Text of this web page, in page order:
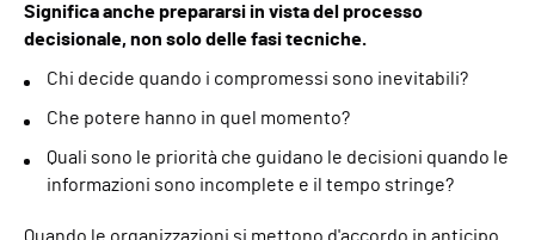
Significa anche prepararsi in vista del processo
decisionale, non solo delle fasi tecniche.
Chi decide quando i compromessi sono inevitabili?
Che potere hanno in quel momento?
Quali sono le priorità che guidano le decisioni quando le
informazioni sono incomplete e il tempo stringe?
Quando le organizzazioni si mettono d'accordo in anticipo